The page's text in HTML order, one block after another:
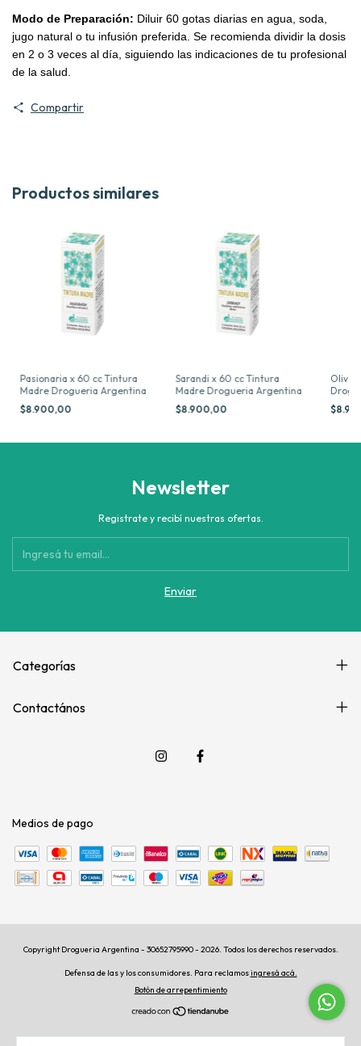
Modo de Preparación: Diluir 60 gotas diarias en agua, soda,
jugo natural o tu infusión preferida. Se recomienda dividir la dosis
en 2 o 3 veces al día, siguiendo las indicaciones de tu profesional
de la salud.
Compartir
Productos similares
Pasionaria x 60 cc Tintura
Madre Drogueria Argentina
$8.900,00
Sarandi x 60 cc Tintura
Madre Drogueria Argentina
$8.900,00
Olivo
Newsletter
Registrate y recibí nuestras ofertas.
Categorías
Contactános
Medios de pago
Copyright Drogueria Argentina - 30652795990 - 2026. Todos los derechos reservados.
Defensa de las y los consumidores. Para reclamosingresá acá.
Botón de arrepentimiento